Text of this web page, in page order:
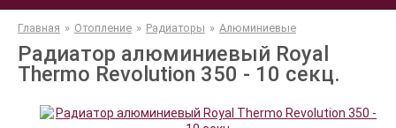
Главная » Отопление » Радиаторы » Алюминиевые
Радиатор алюминиевый Royal
Thermo Revolution 350 - 10 секц.